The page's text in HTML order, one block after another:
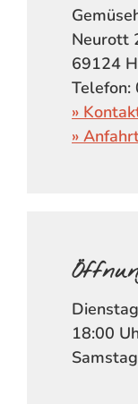
Neurott
69124
Telefon:
»
»
18:00